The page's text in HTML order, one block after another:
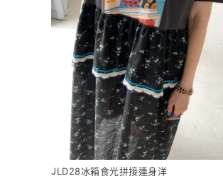
JLD28冰箱食光拼接連身洋